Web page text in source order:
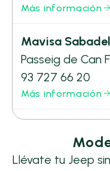
Más información
Mavisa
Passeig de Can
93 727 66 20
Más información
Llévate tu Jeep